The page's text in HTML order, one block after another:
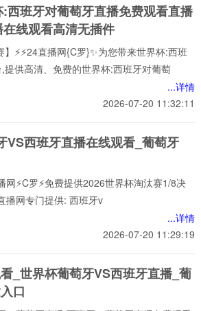
西班牙对葡萄牙直播免费观看直播
在线观看高清无插件
⚡⚡24直播网{C罗}✨为您带来世界杯:西班
供高清、免费的世界杯:西班牙对葡萄
...详情
2026-07-20 11:32:11
VS西班牙直播在线观看_葡萄牙
⚡️C罗⚡️免费提供2026世界杯淘汰赛1/8决
播网专门提供: 西班牙v
...详情
2026-07-20 11:29:19
_世界杯葡萄牙VS西班牙直播_葡
口